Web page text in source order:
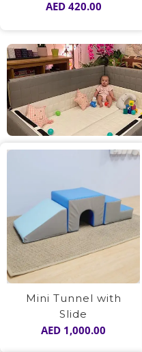
AED420.00
Mini Tunnel with
Slide
AED 1,000.00